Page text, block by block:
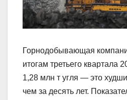
Горнодобывающая
итогам третьего квартала
1,28 млн т угля — это
чем за десять лет.